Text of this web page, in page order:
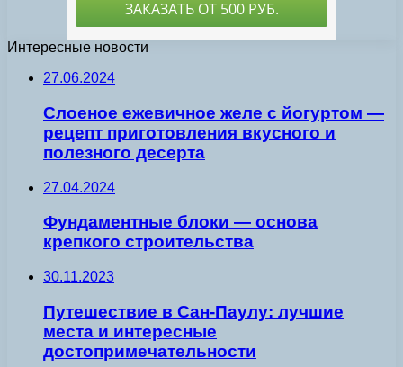
Интересные новости
27.06.2024
Слоеное ежевичное желе с йогуртом —
рецепт приготовления вкусного и
полезного десерта
27.04.2024
Фундаментные блоки — основа
крепкого строительства
30.11.2023
Путешествие в Сан-Паулу: лучшие
места и интересные
достопримечательности